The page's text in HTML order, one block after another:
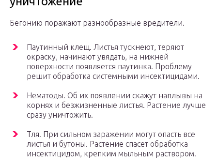
Бегонию поражают разнообразные вредители.
Паутинный клещ. Листья тускнеют, теряют
окраску, начинают увядать, на нижней
поверхности появляется паутинка. Проблему
решит обработка системными инсектицидами.
Нематоды. Об их появлении скажут наплывы на
корнях и безжизненные листья. Растение лучше
сразу уничтожить.
Тля. При сильном заражении могут опасть все
листья и бутоны. Растение спасет обработка
инсектицидом, крепким мыльным раствором.